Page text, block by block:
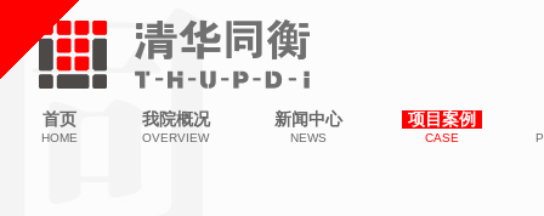
首页
HOME
我院概况
OVERVIEW
新闻中心
NEWS
项目案例
CASE